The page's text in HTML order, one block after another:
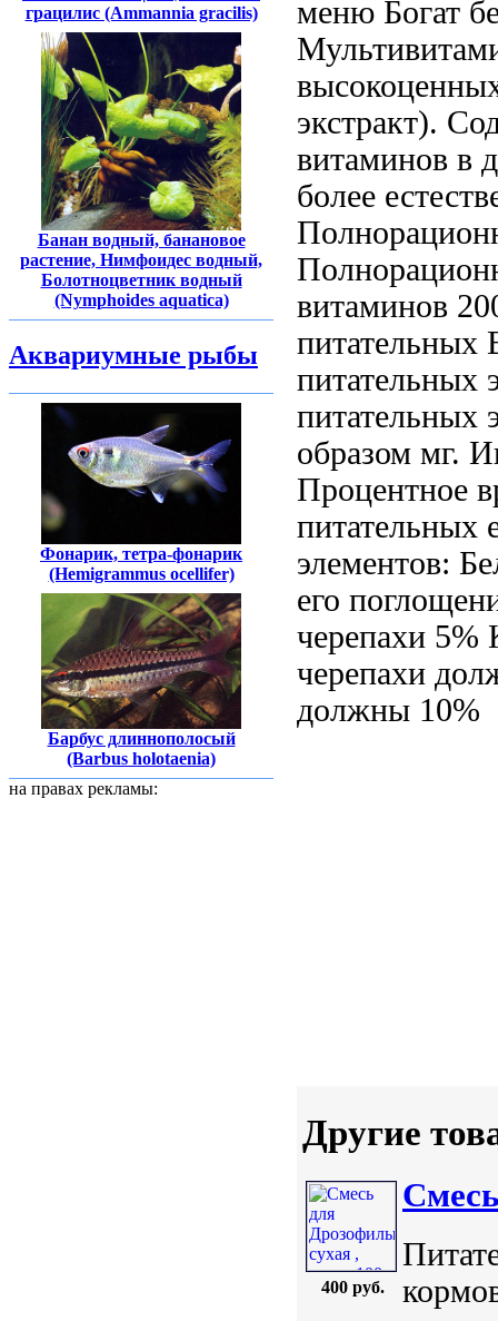
грацилис (Ammannia gracilis)
Банан водный, банановое
растение, Нимфоидес водный,
Болотноцветник водный
(Nymphoides aquatica)
Аквариумные рыбы
Фонарик, тетра-фонарик
(Hemigrammus ocellifer)
Барбус длиннополосый
(Barbus holotaenia)
на правах рекламы:
меню Богат
экстракт).
витаминов в
более
витаминов
питательных
питательных
питательных
образом мг.
Процентное
питательных
элементов:
его
черепахи 5%
черепахи
должны 10%
Другие
400 руб.